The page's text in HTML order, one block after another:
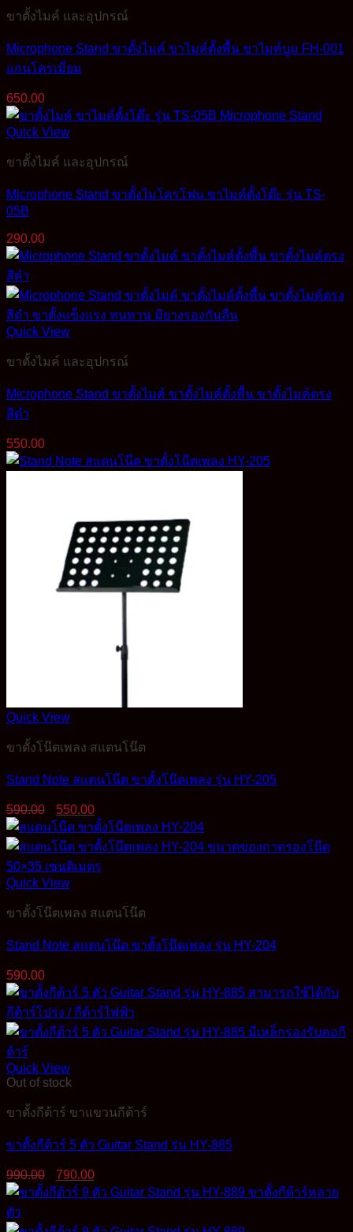
ขาตั้งไมค์ และอุปกรณ์
Microphone Stand ขาตั้งไมค์ ขาไมค์ตั้งพื้น ขาไมค์บูม FH-001
แกนโครเมี่ยม
650.00
Quick View
ขาตั้งไมค์ และอุปกรณ์
Microphone Stand ขาตั้งไมโครโฟน ขาไมค์ตั้งโต๊ะ รุ่น TS-
05B
290.00
Quick View
ขาตั้งไมค์ และอุปกรณ์
Microphone Stand ขาตั้งไมค์ ขาตั้งไมค์ตั้งพื้น ขาตั้งไมค์ตรง
สีดำ
550.00
Quick View
ขาตั้งโน๊ตเพลง สแตนโน๊ต
Stand Note สแตนโน๊ต ขาตั้งโน๊ตเพลง รุ่น HY-205
590.00
Original
price
was:
590.00฿.
550.00
price
is:
550.00฿.
Quick View
ขาตั้งโน๊ตเพลง สแตนโน๊ต
Stand Note สแตนโน๊ต ขาตั้งโน๊ตเพลง รุ่น HY-204
590.00
Quick View
Out of stock
ขาตั้งกีต้าร์ ขาแขวนกีต้าร์
ขาตั้งกีต้าร์ 5 ตัว Guitar Stand รุ่น HY-885
990.00
Original
price
was:
790.00
price
is: